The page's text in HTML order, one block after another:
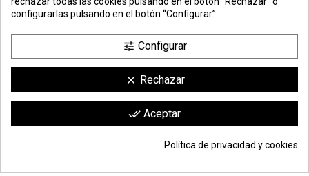
clic aquí para mostrar el certificado.
configurarlas pulsando en el botón “Configurar”.
tune Configurar
clear Rechazar
done_all Aceptar
Política de privacidad y cookies